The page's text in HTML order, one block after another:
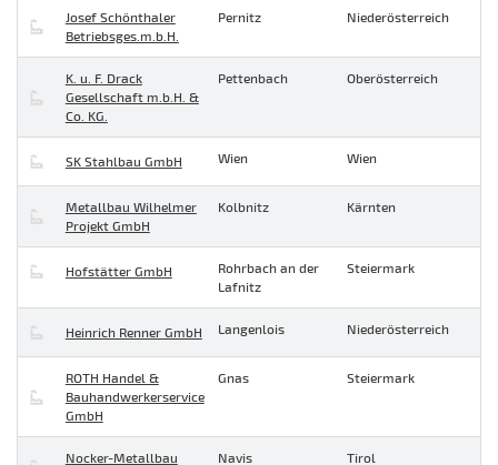
Josef Schönthaler
Betriebsges.m.b.H.
Pernitz Niederösterreich
K. u. F. Drack
Gesellschaft m.b.H. &
Co. KG.
Pettenbach Oberösterreich
SK Stahlbau GmbH Wien Wien
Metallbau Wilhelmer
Projekt GmbH
Kolbnitz Kärnten
Hofstätter GmbH
Rohrbach an der
Lafnitz
Steiermark
Heinrich Renner GmbH Langenlois Niederösterreich
ROTH Handel &
Bauhandwerkerservice
GmbH
Gnas Steiermark
Nocker-Metallbau
Navis Tirol